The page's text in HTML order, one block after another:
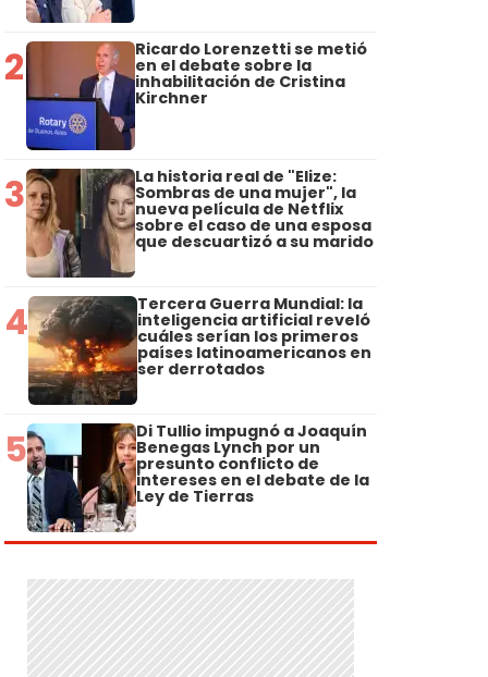
2 Ricardo Lorenzetti se metió
en el debate sobre la
inhabilitación de Cristina
Kirchner
3 La historia real de "Elize:
Sombras de una mujer", la
nueva película de Netflix
sobre el caso de una esposa
que descuartizó a su marido
4 Tercera Guerra Mundial: la
inteligencia artificial reveló
cuáles serían los primeros
países latinoamericanos en
ser derrotados
5 Di Tullio impugnó a Joaquín
Benegas Lynch por un
presunto conflicto de
intereses en el debate de la
Ley de Tierras